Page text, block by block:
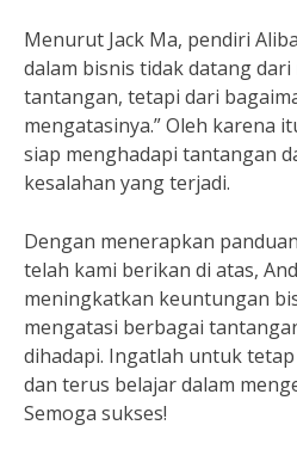
Menurut Jack Ma, pendiri
dalam bisnis tidak datang
tantangan, tetapi dari
mengatasinya.” Oleh karena
siap menghadapi tantangan
kesalahan yang terjadi.
Dengan menerapkan
telah kami berikan di atas,
meningkatkan keuntungan
mengatasi berbagai
dihadapi. Ingatlah untuk
dan terus belajar dalam
Semoga sukses!